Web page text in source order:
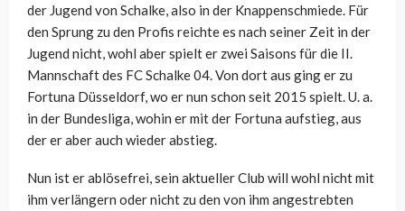
der Jugend von Schalke, also in der Knappenschmiede. Für
den Sprung zu den Profis reichte es nach seiner Zeit in der
Jugend nicht, wohl aber spielt er zwei Saisons für die II.
Mannschaft des FC Schalke 04. Von dort aus ging er zu
Fortuna Düsseldorf, wo er nun schon seit 2015 spielt. U. a.
in der Bundesliga, wohin er mit der Fortuna aufstieg, aus
der er aber auch wieder abstieg.
Nun ist er ablösefrei, sein aktueller Club will wohl nicht mit
ihm verlängern oder nicht zu den von ihm angestrebten